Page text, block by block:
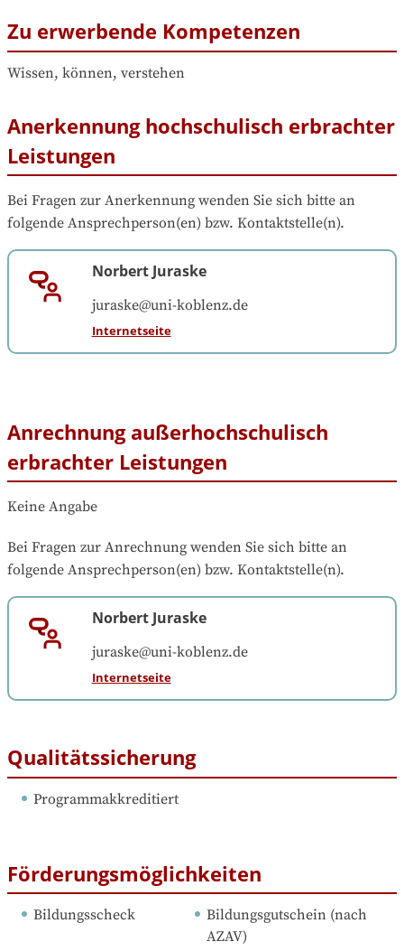
Zu erwerbende Kompetenzen
Wissen, können, verstehen
Anerkennung hochschulisch erbrachter
Leistungen
Bei Fragen zur Anerkennung wenden Sie sich bitte an
folgende Ansprechperson(en) bzw. Kontaktstelle(n).
Norbert Juraske
juraske@uni-koblenz.de
Internetseite
Anrechnung außerhochschulisch
erbrachter Leistungen
Keine Angabe
Bei Fragen zur Anrechnung wenden Sie sich bitte an
folgende Ansprechperson(en) bzw. Kontaktstelle(n).
Norbert Juraske
juraske@uni-koblenz.de
Internetseite
Qualitätssicherung
Programmakkreditiert
Förderungsmöglichkeiten
Bildungsscheck
Bildungsgutschein (nach
AZAV)